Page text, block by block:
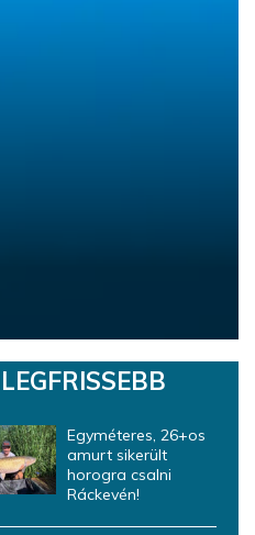
LEGFRISSEBB
Egyméteres, 26+os
amurt sikerült
horogra csalni
Ráckevén!